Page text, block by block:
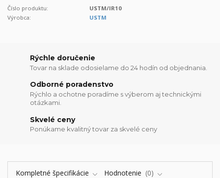
Číslo produktu:
USTM/IR10
Výrobca:
USTM
Rýchle doručenie
Tovar na sklade odosielame do 24 hodín od objednania.
Odborné poradenstvo
Rýchlo a ochotne poradíme s výberom aj technickými
otázkami.
Skvelé ceny
Ponúkame kvalitný tovar za skvelé ceny
Kompletné špecifikácie Hodnotenie
0